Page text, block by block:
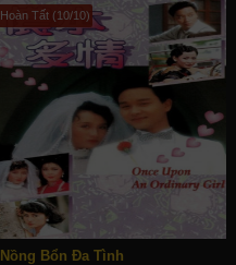
Hoàn Tất (10/10)
Nồng Bổn Đa Tình